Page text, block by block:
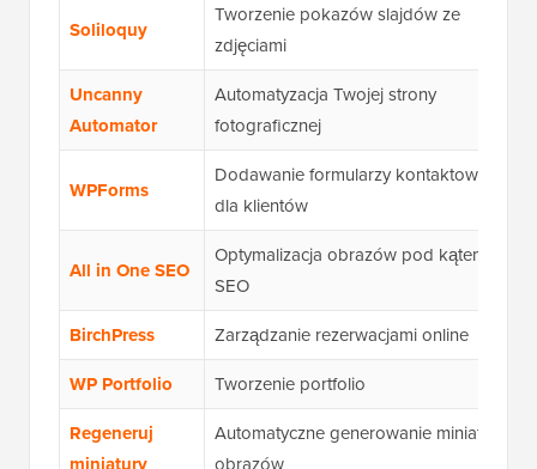
Soliloquy
Tworzenie pokazów slajdów ze
zdjęciami
Uncanny
Automator
Automatyzacja Twojej strony
fotograficznej
WPForms
Dodawanie formularzy kontaktowych
dla klientów
All in One SEO
Optymalizacja obrazów pod kątem
SEO
BirchPress Zarządzanie rezerwacjami online
WP Portfolio
Tworzenie portfolio
Regeneruj
Automatyczne generowanie miniatur